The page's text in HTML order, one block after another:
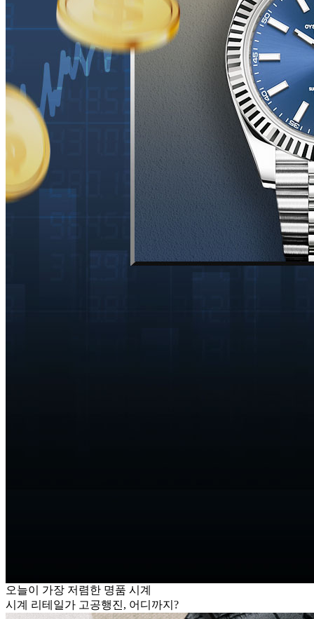
오늘이 가장 저렴한 명품 시계
시계 리테일가 고공행진, 어디까지?